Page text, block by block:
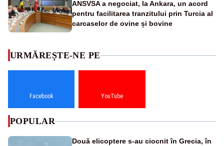
ANSVSA a negociat, la Ankara, un acord
pentru facilitarea tranzitului prin Turcia al
carcaselor de ovine și bovine
URMĂREȘTE-NE PE
Facebook YouTube
POPULAR
Două elicoptere s-au ciocnit în Grecia, în